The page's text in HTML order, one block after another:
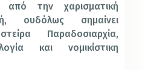
την χαρισματική
ουδόλως σημαίνει
Παραδοσιαρχία,
και νομικίστικη